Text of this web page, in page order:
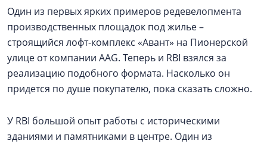
Один из первых ярких примеров редевелопмента
производственных площадок под жилье –
строящийся лофт-комплекс «Авант» на Пионерской
улице от компании AAG. Теперь и RBI взялся за
реализацию подобного формата. Насколько он
придется по душе покупателю, пока сказать сложно.
У RBI большой опыт работы с историческими
зданиями и памятниками в центре. Один из